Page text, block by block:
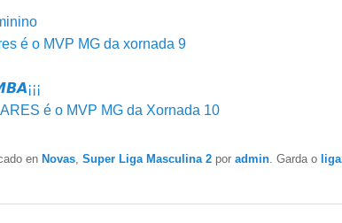
é o MVP MG da xornada 9
é o MVP MG da Xornada 10
en Novas, Super Liga Masculina 2 por admin. Garda o